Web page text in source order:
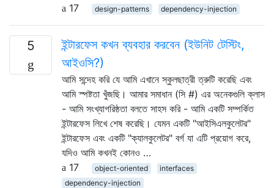
17
design-patterns dependency-injection
5
ইন্টারফেস কখন ব্যবহার করবেন (ইউনিট টেস্টিং,
আইওসি?)
আমি সন্দেহ করি যে আমি এখানে স্কুলছাত্রী ত্রুটি করেছি এবং
আমি স্পষ্টতা খুঁজছি। আমার সমাধান (সি #) এর অনেকগুলি ক্লাস
- আমি সংখ্যাগরিষ্ঠতা বলতে সাহস করি - আমি একটি সম্পর্কিত
ইন্টারফেস লিখে শেষ করেছি। যেমন একটি "আইসিএলকুলেটর"
ইন্টারফেস এবং একটি "ক্যালকুলেটর" বর্গ যা এটি প্রয়োগ করে,
যদিও আমি কখনই কোনও …
17
object-oriented
interfaces
dependency-injection